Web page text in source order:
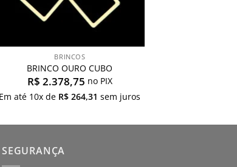
BRINCOS
BRINCO OURO CUBO
R$ 2.378,75 no PIX
Em até 10x de R$ 264,31 sem juros
SEGURANÇA